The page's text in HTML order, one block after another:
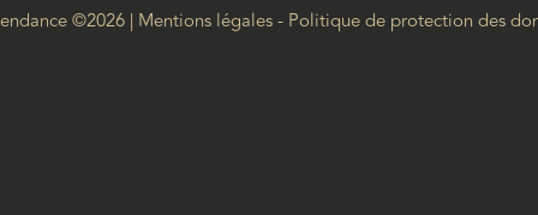
©2026 Mentions légales- Politique de protection des